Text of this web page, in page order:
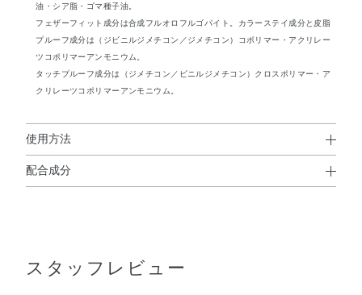
油・シア脂・ゴマ種子油。
フェザーフィット成分は合成フルオロフルゴパイト。カラーステイ成分と皮脂
プルーフ成分は（ジビニルジメチコン／ジメチコン）コポリマー・アクリレー
ツコポリマーアンモニウム。
タッチプルーフ成分は（ジメチコン／ビニルジメチコン）クロスポリマー・ア
クリレーツコポリマーアンモニウム。
使用方法
使用方法
調節してください。
配合成分
ロキシエチルジメチコン・アクリレーツコポリマーアンモ
スタッフレビュー